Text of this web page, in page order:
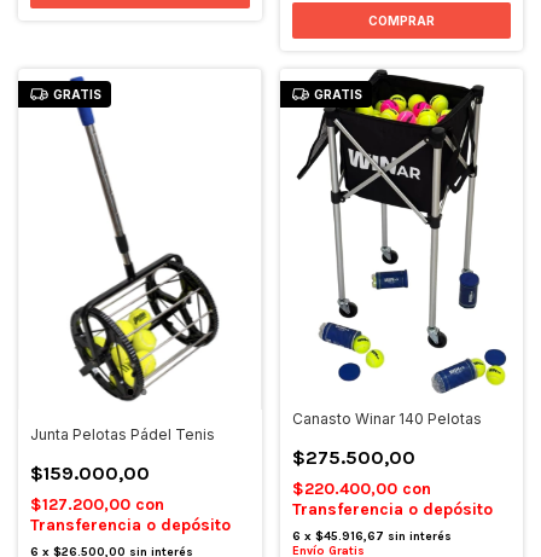
GRATIS
Junta Pelotas Pádel Tenis
$159.000,00
$127.200,00 con
Transferencia o depósito
6 x $26.500,00 sin interés
GRATIS
Canasto Winar 140 Pelotas
$275.500,00
$220.400,00 con
Transferencia o depósito
6 x $45.916,67 sin interés
Envío Gratis